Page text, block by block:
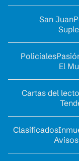
San Juan
Policiales
El
Cartas del
Clasificados